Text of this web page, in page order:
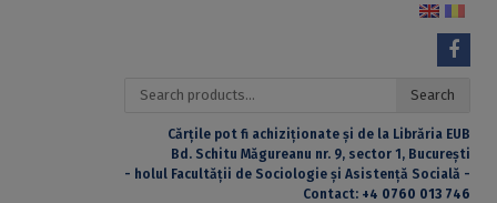
Search
Search
Cărțile pot fi achiziționate și de la Librăria EUB
Bd. Schitu Măgureanu nr. 9, sector 1, București
- holul Facultății de Sociologie și Asistență Socială -
Contact: +4 0760 013 746